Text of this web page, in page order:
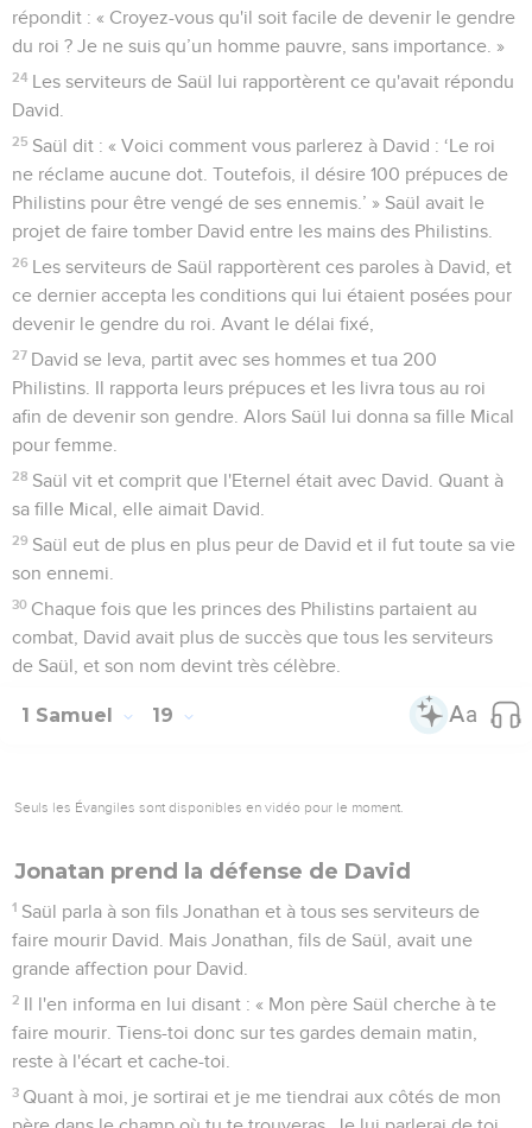
répondit : « Croyez-vous qu'il soit facile de devenir le gendre
du roi ? Je ne suis qu’un homme pauvre, sans importance. »
24 Les serviteurs de Saül lui rapportèrent ce qu'avait répondu
David.
25 Saül dit : « Voici comment vous parlerez à David : ‘Le roi
ne réclame aucune dot. Toutefois, il désire 100 prépuces de
Philistins pour être vengé de ses ennemis.’ » Saül avait le
projet de faire tomber David entre les mains des Philistins.
26 Les serviteurs de Saül rapportèrent ces paroles à David, et
ce dernier accepta les conditions qui lui étaient posées pour
devenir le gendre du roi. Avant le délai fixé,
27 David se leva, partit avec ses hommes et tua 200
Philistins. Il rapporta leurs prépuces et les livra tous au roi
afin de devenir son gendre. Alors Saül lui donna sa fille Mical
pour femme.
28 Saül vit et comprit que l'Eternel était avec David. Quant à
sa fille Mical, elle aimait David.
29 Saül eut de plus en plus peur de David et il fut toute sa vie
son ennemi.
30 Chaque fois que les princes des Philistins partaient au
combat, David avait plus de succès que tous les serviteurs
de Saül, et son nom devint très célèbre.
1 Samuel 19
Seuls les Évangiles sont disponibles en vidéo pour le moment.
Jonatan prend la défense de David
1 Saül parla à son fils Jonathan et à tous ses serviteurs de
faire mourir David. Mais Jonathan, fils de Saül, avait une
grande affection pour David.
2 Il l'en informa en lui disant : « Mon père Saül cherche à te
faire mourir. Tiens-toi donc sur tes gardes demain matin,
reste à l'écart et cache-toi.
3 Quant à moi, je sortirai et je me tiendrai aux côtés de mon